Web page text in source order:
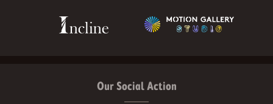
Our Social Action